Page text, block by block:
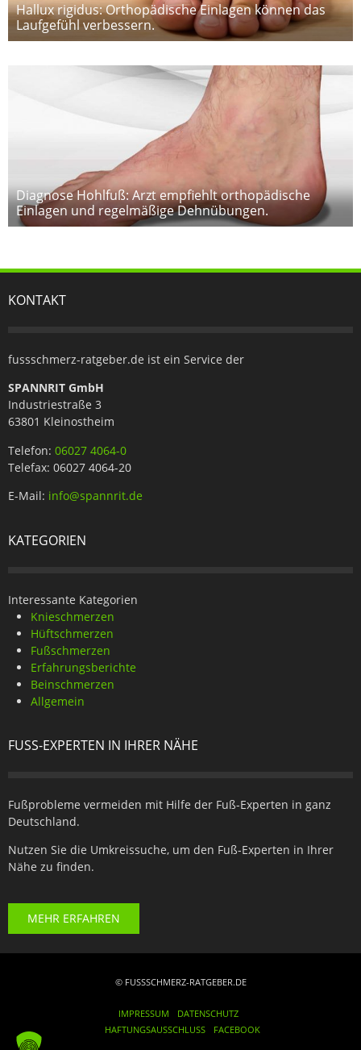
Hallux rigidus: Orthopädische Einlagen können das
Laufgefühl verbessern.
Diagnose Hohlfuß: Arzt empfiehlt orthopädische
Einlagen und regelmäßige Dehnübungen.
KONTAKT
fussschmerz-ratgeber.de ist ein Service der
SPANNRIT GmbH
Industriestraße 3
63801 Kleinostheim
Telefon: 06027 4064-0
Telefax: 06027 4064-20
E-Mail: info@spannrit.de
KATEGORIEN
Interessante Kategorien
Knieschmerzen
Hüftschmerzen
Fußschmerzen
Erfahrungsberichte
Beinschmerzen
Allgemein
FUSS-EXPERTEN IN IHRER NÄHE
Fußprobleme vermeiden mit Hilfe der Fuß-Experten in ganz
Deutschland.
Nutzen Sie die Umkreissuche, um den Fuß-Experten in Ihrer
Nähe zu finden.
MEHR ERFAHREN
© FUSSSCHMERZ-RATGEBER.DE
IMPRESSUM
DATENSCHUTZ
HAFTUNGSAUSSCHLUSS
FACEBOOK